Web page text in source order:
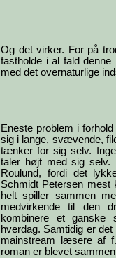
Og det virker. For på
fastholde i al fald
med det overnaturlige
Eneste problem i
sig i lange, svævende,
tænker for sig selv.
taler højt med sig selv.
Roulund, fordi det
Schmidt Petersen
helt spiller sammen
medvirkende til den
kombinere et ganske
hverdag. Samtidig er
mainstream læsere af
roman er blevet